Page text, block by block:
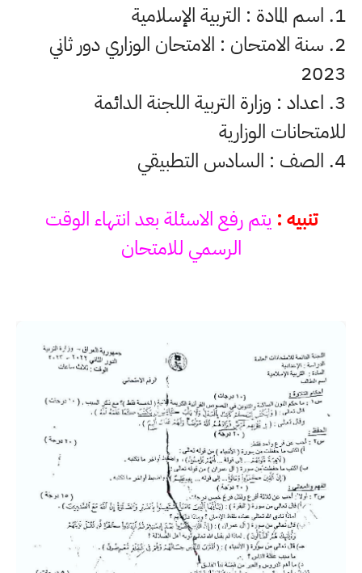
1. اسم المادة : التربية الإسلامية
2. سنة الامتحان : الامتحان الوزاري دور ثاني
2023
3. اعداد : وزارة التربية اللجنة الدائمة
للامتحانات الوزارية
4. الصف : السادس التطبيقي
تنبيه : يتم رفع الاسئلة بعد انتهاء الوقت
الرسمي للامتحان